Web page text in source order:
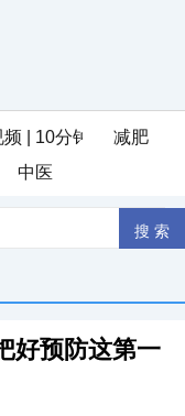
频 | 10分钟瑜伽序列锻
iis7站长之家
减肥
中医
好预防这第一